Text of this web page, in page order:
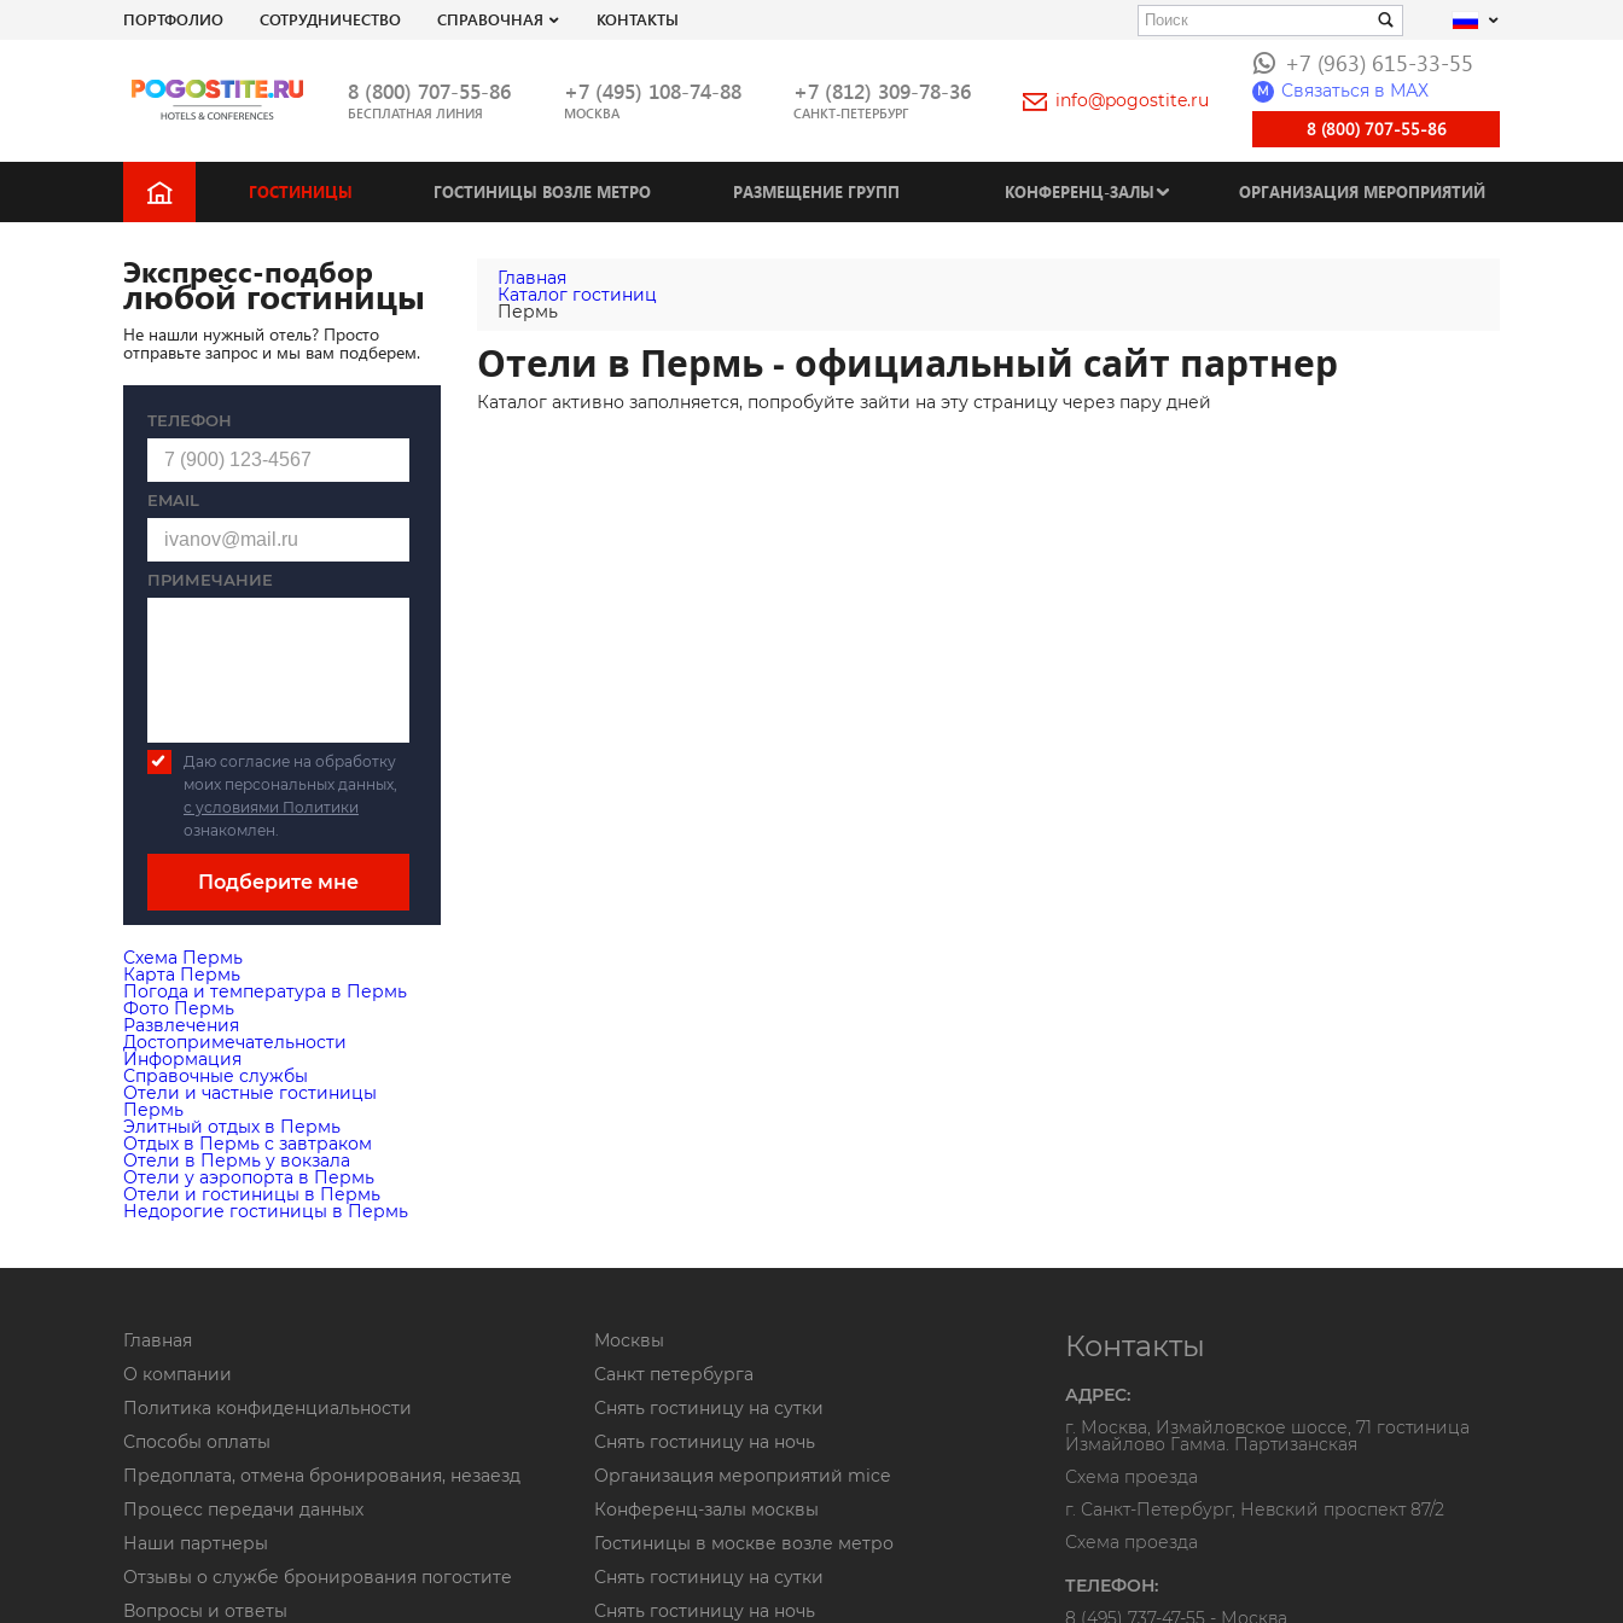
ПОРТФОЛИО СОТРУДНИЧЕСТВО СПРАВОЧНАЯ КОНТАКТЫ
8 (800) 707-55-86
БЕСПЛАТНАЯ ЛИНИЯ
+7 (495) 108-74-88
МОСКВА
+7 (812) 309-78-36
САНКТ-ПЕТЕРБУРГ
info@pogostite.ru
+7 (963) 615-33-55
M Связаться в МАХ
8 (800) 707-55-86
ГОСТИНИЦЫ ГОСТИНИЦЫ ВОЗЛЕ МЕТРО РАЗМЕЩЕНИЕ ГРУПП КОНФЕРЕНЦ-ЗАЛЫ ОРГАНИЗАЦИЯ МЕРОПРИЯТИЙ
Главная
Каталог гостиниц
Пермь
Отели в Пермь - официальный сайт партнер
Каталог активно заполняется, попробуйте зайти на эту страницу через пару дней
Экспресс-подбор
любой гостиницы
Не нашли нужный отель? Просто
отправьте запрос и мы вам подберем.
ТЕЛЕФОН
EMAIL
ПРИМЕЧАНИЕ
Даю согласие на обработку
моих персональных данных,
с условиями Политики
ознакомлен.
Подберите мне
Схема Пермь
Карта Пермь
Погода и температура в Пермь
Фото Пермь
Развлечения
Достопримечательности
Информация
Справочные службы
Отели и частные гостиницы
Пермь
Элитный отдых в Пермь
Отдых в Пермь с завтраком
Отели в Пермь у вокзала
Отели у аэропорта в Пермь
Отели и гостиницы в Пермь
Недорогие гостиницы в Пермь
Главная
О компании
Политика конфиденциальности
Способы оплаты
Предоплата, отмена бронирования, незаезд
Процесс передачи данных
Наши партнеры
Отзывы о службе бронирования погостите
Вопросы и ответы
Москвы
Санкт петербурга
Снять гостиницу на сутки
Снять гостиницу на ночь
Организация мероприятий mice
Конференц-залы москвы
Гостиницы в москве возле метро
Снять гостиницу на сутки
Снять гостиницу на ночь
Контакты
АДРЕС:
г. Москва, Измайловское шоссе, 71 гостиница
Измайлово Гамма. Партизанская
Схема проезда
г. Санкт-Петербург, Невский проспект 87/2
Схема проезда
ТЕЛЕФОН:
8 (495) 737-47-55 - Москва